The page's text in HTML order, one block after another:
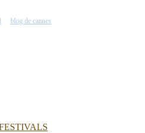
blog de cannes